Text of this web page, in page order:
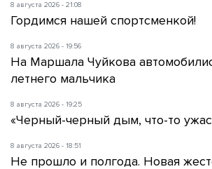
8 августа 2026 - 21:08
Гордимся нашей спортсменкой!
8 августа 2026 - 19:56
На Маршала Чуйкова
летнего мальчика
8 августа 2026 - 19:25
«Черный-черный дым, что-то
8 августа 2026 - 18:51
Не прошло и полгода. Новая